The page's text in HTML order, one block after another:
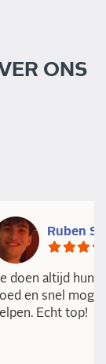
ONS
Ruben
doen altijd hun
en snel
Echt top!